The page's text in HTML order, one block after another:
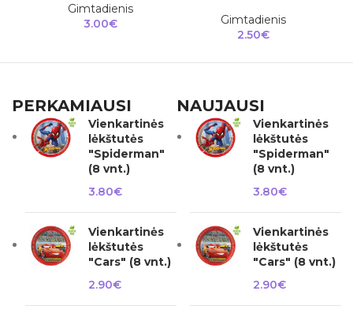
Gimtadienis
3.00€
Gimtadienis
2.50€
PERKAMIAUSI
Vienkartinės
lėkštutės
"Spiderman"
(8 vnt.)
3.80€
Vienkartinės
lėkštutės
"Cars" (8 vnt.)
2.90€
NAUJAUSI
Vienkartinės
lėkštutės
"Spiderman"
(8 vnt.)
3.80€
Vienkartinės
lėkštutės
"Cars" (8 vnt.)
2.90€